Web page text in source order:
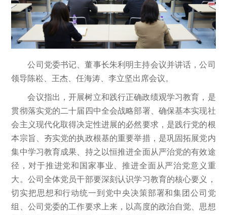
公司党委书记、董事长朱利明主持会议并讲话，公司
领导陈崧、王杰、任海涛、李立坚出席会议。
会议指出，开展树立和践行正确政绩观学习教育，是
贯彻落实党的二十届四中全会战略部署、确保基本实现社
会主义现代化取得决定性进展的必然要求，是践行党的根
本宗旨、夯实党的执政根基的重要举措，是巩固拓展党内
集中学习教育成果、持之以恒推进全面从严治党的有效途
径，对于推进党和国家事业、推进全面从严治党意义重
大。公司全体党员干部要深刻认识学习教育的核心要义，
切实把思想和行动统一到党中央决策部署和集团公司党
组、公司党委的工作要求上来，以高度的政治自觉、思想